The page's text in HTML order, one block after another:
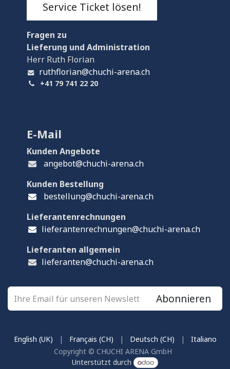
Service Ticket lösen!
Fragen zu
Lieferung und Administration
Herr Ruth Florian
ruthflorian@chuchi-arena.ch
+41 79 741 22 20
E-Mail
Kunden Angebote
angebot@chuchi-arena.ch
Kunden Bestellung
bestellung@chuchi-arena.ch
Lieferantenrechnungen
lieferantenrechnungen@chuchi-arena.ch
Lieferanten allgemein
lieferanten@chuchi-arena.ch
Abonnieren
Copyright © CHUCHI ARENA GmbH
English (UK) | Français (CH) | Deutsch (CH) | Italiano
Unterstützt durch